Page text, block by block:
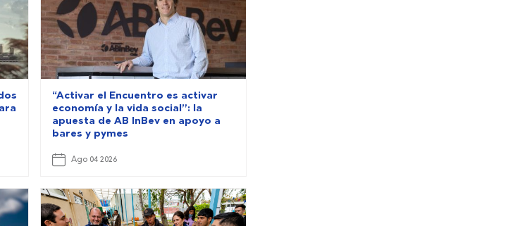
“Activar el Encuentro es activar
economía y la vida social”: la
apuesta de AB InBev en apoyo a
bares y pymes
Ago 04 2026